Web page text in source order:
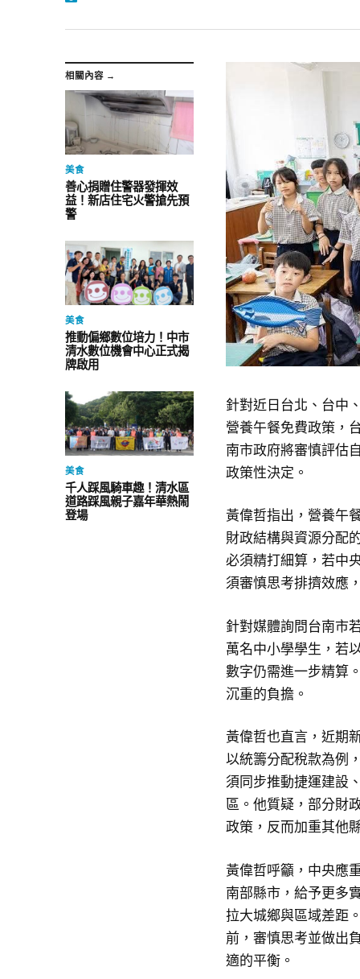
相關內容 →
美食
善心捐贈住警器發揮效
益！新店住宅火警搶先預
警
美食
推動偏鄉數位培力！中市
清水數位機會中心正式揭
牌啟用
美食
千人踩風騎車趣！清水區
道路踩風親子嘉年華熱鬧
登場
針對近日台北、台中
營養午餐免費政策，
南市政府將審慎評估
政策性決定。
黃偉哲指出，營養午
財政結構與資源分配
必須精打細算，若中
須審慎思考排擠效應
針對媒體詢問台南市
萬名中小學學生，若
數字仍需進一步精算
沉重的負擔。
黃偉哲也直言，近期
以統籌分配稅款為例
須同步推動捷運建設
區。他質疑，部分財
政策，反而加重其他
黃偉哲呼籲，中央應
南部縣市，給予更多
拉大城鄉與區域差距
前，審慎思考並做出
適的平衡。